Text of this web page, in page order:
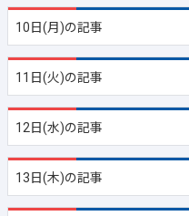
10日(月)の記事
11日(火)の記事
12日(水)の記事
13日(木)の記事